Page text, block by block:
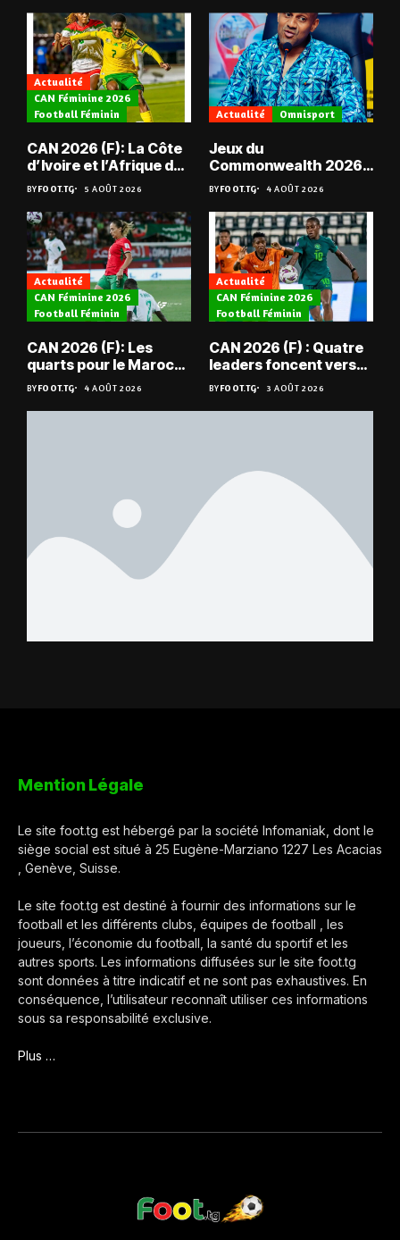
Actualité
CAN Féminine 2026
Football Féminin
CAN 2026 (F): La Côte
d’Ivoire et l’Afrique du
Sud en quarts
BYFOOT.TG 5 AOÛT 2026
Actualité Omnisport
Jeux du
Commonwealth 2026 :
« Les médailles ne
tombent pas du ciel »,
Benjamin Boukpeti
BYFOOT.TG 4 AOÛT 2026
Actualité
CAN Féminine 2026
Football Féminin
CAN 2026 (F): Les
quarts pour le Maroc
et l’Algérie
BYFOOT.TG 4 AOÛT 2026
Actualité
CAN Féminine 2026
Football Féminin
CAN 2026 (F) : Quatre
leaders foncent vers
les quarts
BYFOOT.TG 3 AOÛT 2026
Mention Légale
Le site foot.tg est hébergé par la société Infomaniak, dont le
siège social est situé à 25 Eugène-Marziano 1227 Les Acacias
, Genève, Suisse.
Le site foot.tg est destiné à fournir des informations sur le
football et les différents clubs, équipes de football , les
joueurs, l’économie du football, la santé du sportif et les
autres sports. Les informations diffusées sur le site foot.tg
sont données à titre indicatif et ne sont pas exhaustives. En
conséquence, l’utilisateur reconnaît utiliser ces informations
sous sa responsabilité exclusive.
Plus …